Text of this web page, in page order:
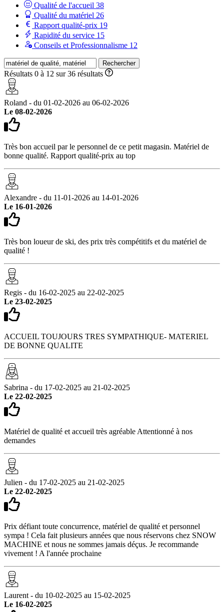
Qualité de l'accueil 38
Qualité du matériel 26
Rapport qualité-prix 19
Rapidité du service 15
Conseils et Professionnalisme 12
Rechercher
Résultats 0 à 12 sur 36 résultats
Roland - du 01-02-2026 au 06-02-2026
Le 08-02-2026
Très bon accueil par le personnel de ce petit magasin. Matériel de
bonne qualité. Rapport qualité-prix au top
Alexandre - du 11-01-2026 au 14-01-2026
Le 16-01-2026
Très bon loueur de ski, des prix très compétitifs et du matériel de
qualité !
Regis - du 16-02-2025 au 22-02-2025
Le 23-02-2025
ACCUEIL TOUJOURS TRES SYMPATHIQUE- MATERIEL
DE BONNE QUALITE
Sabrina - du 17-02-2025 au 21-02-2025
Le 22-02-2025
Matériel de qualité et accueil très agréable Attentionné à nos
demandes
Julien - du 17-02-2025 au 21-02-2025
Le 22-02-2025
Prix défiant toute concurrence, matériel de qualité et personnel
sympa ! Cela fait plusieurs années que nous réservons chez SNOW
MACHINE et nous ne sommes jamais déçus. Je recommande
vivement ! A l'année prochaine
Laurent - du 10-02-2025 au 15-02-2025
Le 16-02-2025